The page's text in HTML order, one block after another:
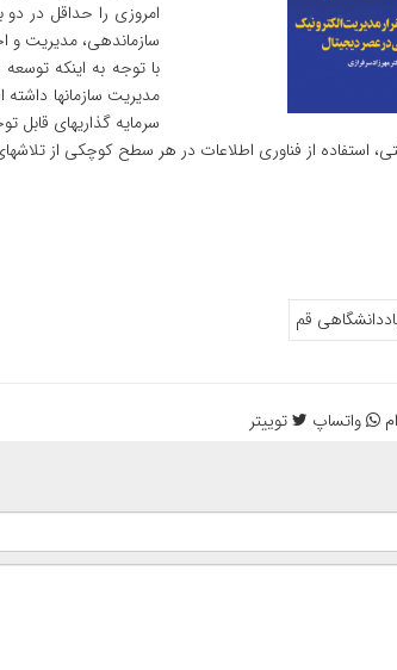
سازماندهی، مدیریت و
با توجه به اینکه
مدیریت سازمان‏ها داشته
سرمایه گذاری‏های قابل
استفاده از فناوری اطلاعات در هر سطح کوچکی از
قم
واتساپ توییتر